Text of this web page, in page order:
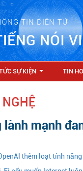
TIN ĐIỆN TỬ
NÓI
SỰ KIỆN TIN
mạnh
thêm loạt tính